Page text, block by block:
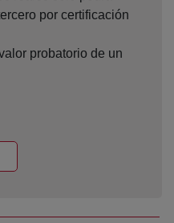
por certificación
probatorio de un